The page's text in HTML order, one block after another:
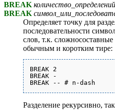
BREAK
BREAK
Определяет точку для
последовательности
слов, т.к.
обычным и коротким тире:
BREAK 2
BREAK -
Разделение рекурсивно,